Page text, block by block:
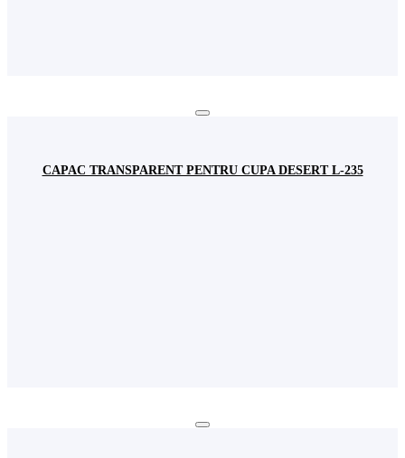
CAPAC TRANSPARENT PENTRU CUPA DESERT L-235